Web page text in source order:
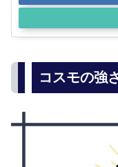
コスモの強